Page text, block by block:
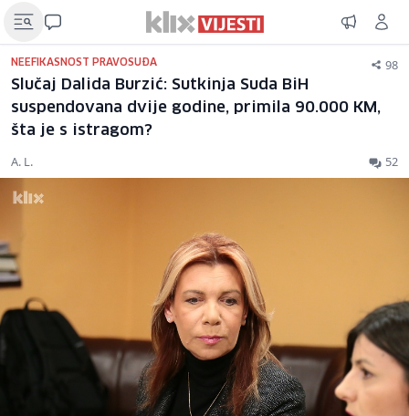
NEEFIKASNOST PRAVOSUĐA 98
Slučaj Dalida Burzić: Sutkinja Suda BiH
suspendovana dvije godine, primila 90.000 KM,
šta je s istragom?
A. L. 52